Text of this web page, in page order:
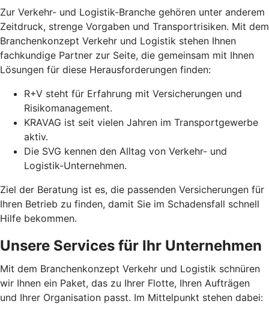
Zur Verkehr- und Logistik-Branche gehören unter anderem
Zeitdruck, strenge Vorgaben und Transportrisiken. Mit dem
Branchenkonzept Verkehr und Logistik stehen Ihnen
fachkundige Partner zur Seite, die gemeinsam mit Ihnen
Lösungen für diese Herausforderungen finden:
R+V steht für Erfahrung mit Versicherungen und
Risikomanagement.
KRAVAG ist seit vielen Jahren im Transportgewerbe
aktiv.
Die SVG kennen den Alltag von Verkehr- und
Logistik-Unternehmen.
Ziel der Beratung ist es, die passenden Versicherungen für
Ihren Betrieb zu finden, damit Sie im Schadensfall schnell
Hilfe bekommen.
Unsere Services für Ihr Unternehmen
Mit dem Branchenkonzept Verkehr und Logistik schnüren
wir Ihnen ein Paket, das zu Ihrer Flotte, Ihren Aufträgen
und Ihrer Organisation passt. Im Mittelpunkt stehen dabei: